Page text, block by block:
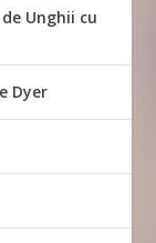
Unghii cu
Dyer